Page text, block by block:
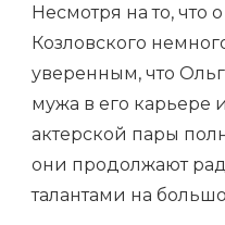
Несмотря на то, что
Козловского
уверенным, что
мужа в его
актерской пары
они продолжают
талантами на